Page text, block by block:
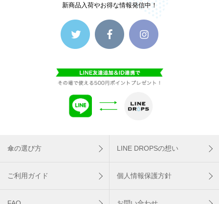
新商品入荷やお得な情報発信中！
傘の選び方 LINE DROPSの想い
ご利用ガイド 個人情報保護方針